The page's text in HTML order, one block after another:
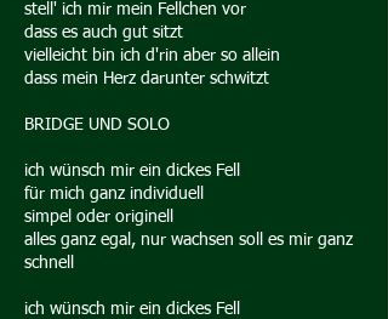
stell' ich mir mein Fellchen vor
dass es auch gut sitzt
vielleicht bin ich d'rin aber so allein
dass mein Herz darunter schwitzt
BRIDGE UND SOLO
ich wünsch mir ein dickes Fell
für mich ganz individuell
simpel oder originell
alles ganz egal, nur wachsen soll es mir ganz
schnell
ich wünsch mir ein dickes Fell